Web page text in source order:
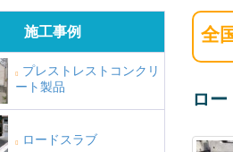
全
ロ
施工事例
プレストレストコンクリ
ート製品
ロードスラブ